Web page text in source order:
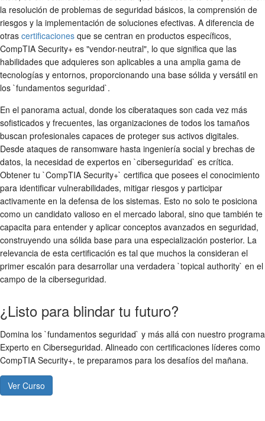
la resolución de problemas de seguridad básicos, la comprensión de
riesgos y la implementación de soluciones efectivas. A diferencia de
otras certificaciones que se centran en productos específicos,
CompTIA Security+ es "vendor-neutral", lo que significa que las
habilidades que adquieres son aplicables a una amplia gama de
tecnologías y entornos, proporcionando una base sólida y versátil en
los `fundamentos seguridad`.
En el panorama actual, donde los ciberataques son cada vez más
sofisticados y frecuentes, las organizaciones de todos los tamaños
buscan profesionales capaces de proteger sus activos digitales.
Desde ataques de ransomware hasta ingeniería social y brechas de
datos, la necesidad de expertos en `ciberseguridad` es crítica.
Obtener tu `CompTIA Security+` certifica que posees el conocimiento
para identificar vulnerabilidades, mitigar riesgos y participar
activamente en la defensa de los sistemas. Esto no solo te posiciona
como un candidato valioso en el mercado laboral, sino que también te
capacita para entender y aplicar conceptos avanzados en seguridad,
construyendo una sólida base para una especialización posterior. La
relevancia de esta certificación es tal que muchos la consideran el
primer escalón para desarrollar una verdadera `topical authority` en el
campo de la ciberseguridad.
¿Listo para blindar tu futuro?
Domina los `fundamentos seguridad` y más allá con nuestro programa
Experto en Ciberseguridad. Alineado con certificaciones líderes como
CompTIA Security+, te preparamos para los desafíos del mañana.
Ver Curso